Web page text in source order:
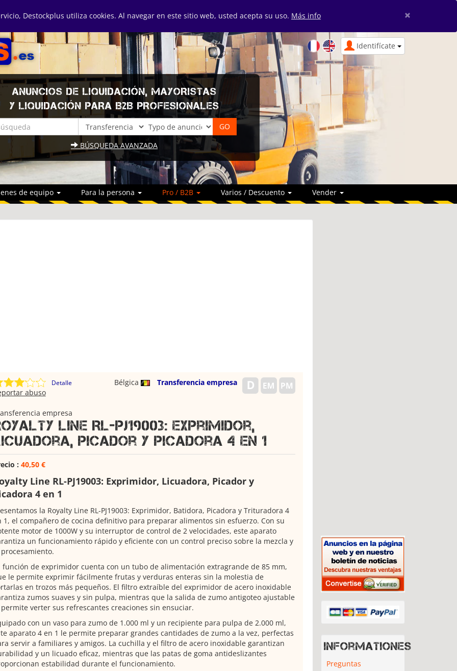
Destockplus utiliza cookies. Al navegar en este sitio web, usted acepta su uso. Más info ×
Identifícate
ANUNCIOS DE LIQUIDACIÓN, MAYORISTAS
Y LIQUIDACIÓN PARA B2B PROFESIONALES
BÚSQUEDA AVANZADA
de equipo Para la persona Pro / B2B Varios / Descuento Vender
Detalle Bélgica
Transferencia empresa
abuso
empresa
Line RL-PJ19003: Exprimidor,
Picador y Picadora 4 en 1
: 40,50 €
Line RL-PJ19003: Exprimidor, Licuadora, Picador y
4 en 1
la Royalty Line RL-PJ19003: Exprimidor, Batidora, Picadora y Trituradora 4
1, el compañero de cocina definitivo para preparar alimentos sin esfuerzo. Con su
motor de 1000W y su interruptor de control de 2 velocidades, este aparato
un funcionamiento rápido y eficiente con un control preciso sobre la mezcla y
función de exprimidor cuenta con un tubo de alimentación extragrande de 85 mm,
le permite exprimir fácilmente frutas y verduras enteras sin la molestia de
en trozos más pequeños. El filtro extraíble del exprimidor de acero inoxidable
zumos suaves y sin pulpa, mientras que la salida de zumo antigoteo ajustable
verter sus refrescantes creaciones sin ensuciar.
con un vaso para zumo de 1.000 ml y un recipiente para pulpa de 2.000 ml,
aparato 4 en 1 le permite preparar grandes cantidades de zumo a la vez, perfectas
servir a familiares y amigos. La cuchilla y el filtro de acero inoxidable garantizan
y un licuado eficaz, mientras que las patas de goma antideslizantes
estabilidad durante el funcionamiento.
Informationes
Preguntas